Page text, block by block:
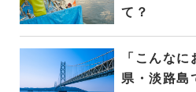
て？
「こんな
県・淡路島